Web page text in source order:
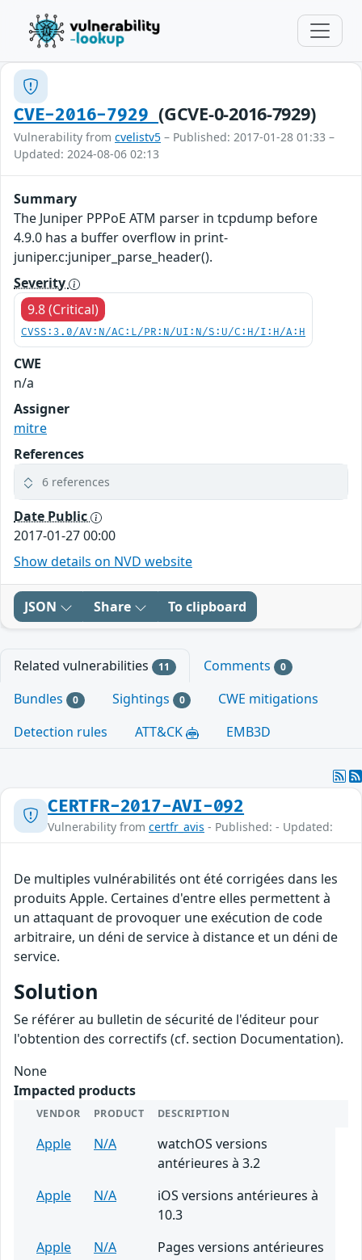
CVE-2016-7929(GCVE-0-2016-7929)
Vulnerability from cvelistv5 – Published: 2017-01-28 01:33 –
Updated: 2024-08-06 02:13
Summary
The Juniper PPPoE ATM parser in tcpdump before
4.9.0 has a buffer overflow in print-
juniper.c:juniper_parse_header().
Severity
9.8 (Critical)
CVSS:3.0/AV:N/AC:L/PR:N/UI:N/S:U/C:H/I:H/A:H
CWE
n/a
Assigner
mitre
References
6 references
Date Public
2017-01-27 00:00
Show details on NVD website
JSON Share To clipboard
Related vulnerabilities 11 Comments 0
Bundles 0 Sightings 0
CWE mitigations
Detection rules
ATT&CK EMB3D
CERTFR-2017-AVI-092
Vulnerability from certfr_avis - Published: - Updated:
De multiples vulnérabilités ont été corrigées dans les
produits Apple. Certaines d'entre elles permettent à
un attaquant de provoquer une exécution de code
arbitraire, un déni de service à distance et un déni de
service.
Solution
Se référer au bulletin de sécurité de l'éditeur pour
l'obtention des correctifs (cf. section Documentation).
None
Impacted products
VENDOR PRODUCT DESCRIPTION
Apple N/A
watchOS versions
antérieures à 3.2
Apple
N/A
iOS versions antérieures à
10.3
Apple
N/A
Pages versions antérieures